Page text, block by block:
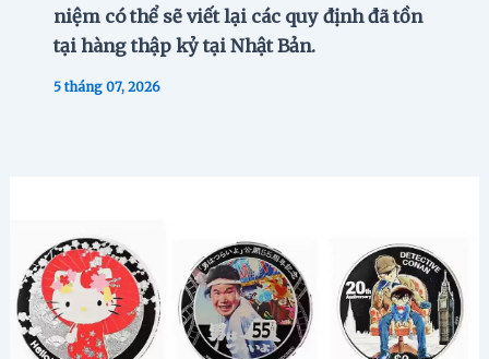
niệm có thể sẽ viết lại các quy định đã tồn
tại hàng thập kỷ tại Nhật Bản.
5 tháng 07, 2026